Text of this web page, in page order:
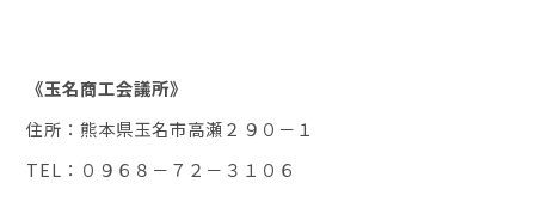
《玉名商工会議所》
住所：熊本県玉名市高瀬２９０－１
TEL：０９６８－７２－３１０６